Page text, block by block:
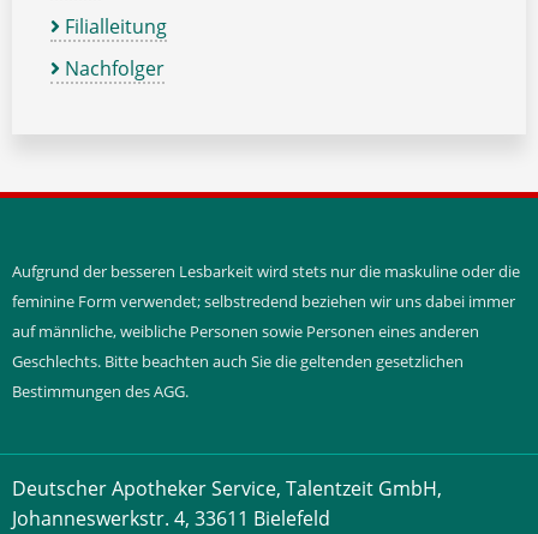
Filialleitung
Nachfolger
Aufgrund der besseren Lesbarkeit wird stets nur die maskuline oder die
feminine Form verwendet; selbstredend beziehen wir uns dabei immer
auf männliche, weibliche Personen sowie Personen eines anderen
Geschlechts. Bitte beachten auch Sie die geltenden gesetzlichen
Bestimmungen des AGG.
Deutscher Apotheker Service, Talentzeit GmbH,
Johanneswerkstr. 4, 33611 Bielefeld